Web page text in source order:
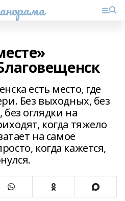
есть место, где
Без выходных, без
оглядки на
когда тяжело
на самое
когда кажется,